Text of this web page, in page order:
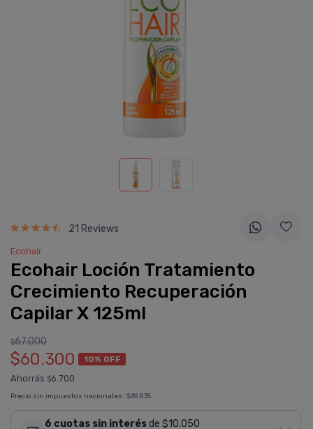
21 Reviews
Ecohair
Ecohair Loción Tratamiento
Crecimiento Recuperación
Capilar X 125ml
$67.000
$60.300 10% OFF
Ahorrás $6.700
Precio sin impuestos nacionales: $49.835
6 cuotas sin interésde $10.050